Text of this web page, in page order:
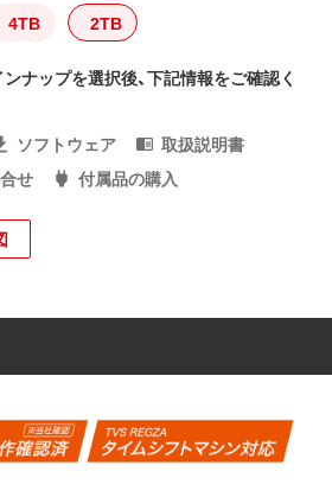
4TB 2TB
ナップを選択後、下記情報をご確認く
ソフトウェア
取扱説明書
せ 付属品の購入